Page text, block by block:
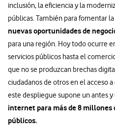
inclusión, la eficiencia y la
públicas. También para fomentar
nuevas oportunidades de
para una región. Hoy todo ocurre
servicios públicos hasta el
que no se produzcan brechas
ciudadanos de otros en el acceso
este despliegue supone un antes
internet para más de 8 millones
públicos.